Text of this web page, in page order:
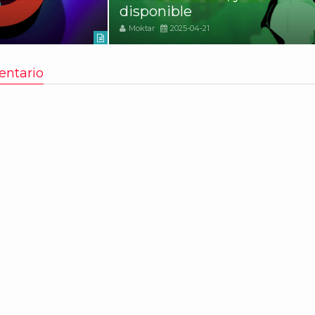
disponible
Moktar 2025-04-21